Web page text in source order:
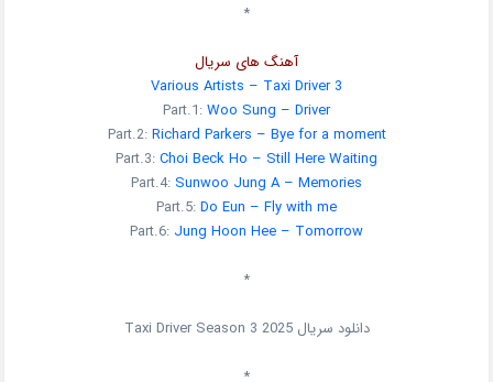
*
آهنگ های سریال
Various Artists – Taxi Driver 3
Part.1:Woo Sung – Driver
Part.2:Richard Parkers – Bye for a moment
Part.3:Choi Beck Ho – Still Here Waiting
Part.4:Sunwoo Jung A – Memories
Part.5:Do Eun – Fly with me
Part.6: Jung Hoon Hee – Tomorrow
*
دانلود سریال Taxi Driver Season 3 2025
*